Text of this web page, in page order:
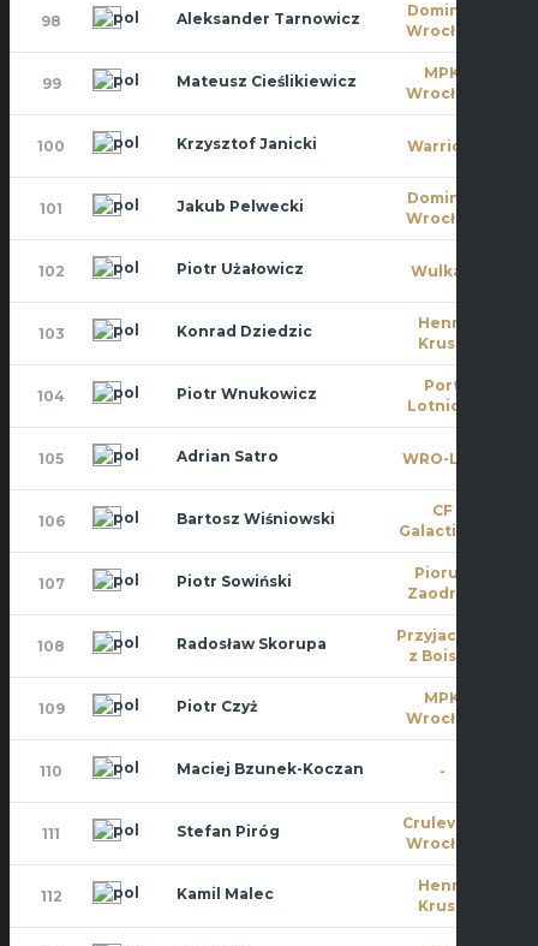
98 Aleksander Tarnowicz
Dominat
Wrocław
99 Mateusz Cieślikiewicz
MPK
Wrocław
100 Krzysztof Janicki Warriors
101 Jakub Pelwecki
Dominat
Wrocław
102 Piotr Użałowicz Wulkan
103 Konrad Dziedzic
Henry
Kruse
104 Piotr Wnukowicz
Port
Lotniczy
105 Adrian Satro WRO-LOT
106 Bartosz Wiśniowski
CF
Galacticos
107 Piotr Sowiński
Piorun
Zaodrze
108 Radosław Skorupa
Przyjaciele
z Boiska
109 Piotr Czyż
MPK
Wrocław
110 Maciej Bzunek-Koczan -
111 Stefan Piróg
Crulevsca
Wrocław
112 Kamil Malec
Henry
Kruse